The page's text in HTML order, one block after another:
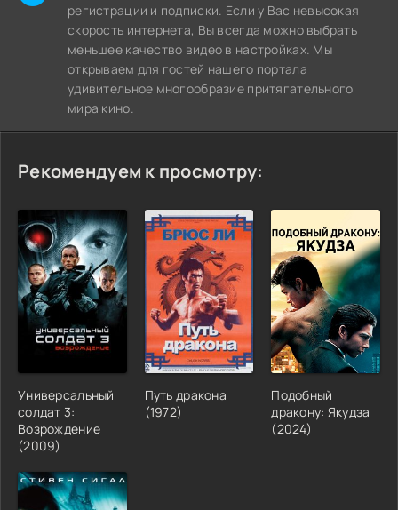
регистрации и подписки. Если у Вас невысокая
скорость интернета, Вы всегда можно выбрать
меньшее качество видео в настройках. Мы
открываем для гостей нашего портала
удивительное многообразие притягательного
мира кино.
Рекомендуем к просмотру:
Универсальный
солдат 3:
Возрождение
(2009)
Путь дракона
(1972)
Подобный
дракону: Якудза
(2024)